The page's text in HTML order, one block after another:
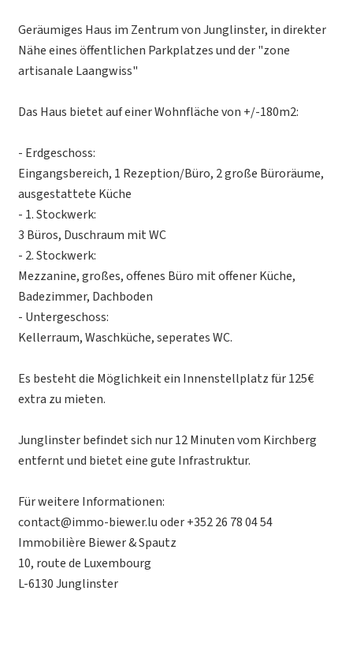
Geräumiges Haus im Zentrum von Junglinster, in direkter
Nähe eines öffentlichen Parkplatzes und der "zone
artisanale Laangwiss"
Das Haus bietet auf einer Wohnfläche von +/-180m2:
- Erdgeschoss:
Eingangsbereich, 1 Rezeption/Büro, 2 große Büroräume,
ausgestattete Küche
- 1. Stockwerk:
3 Büros, Duschraum mit WC
- 2. Stockwerk:
Mezzanine, großes, offenes Büro mit offener Küche,
Badezimmer, Dachboden
- Untergeschoss:
Kellerraum, Waschküche, seperates WC.
Es besteht die Möglichkeit ein Innenstellplatz für 125€
extra zu mieten.
Junglinster befindet sich nur 12 Minuten vom Kirchberg
entfernt und bietet eine gute Infrastruktur.
Für weitere Informationen:
contact@immo-biewer.lu oder +352 26 78 04 54
Immobilière Biewer & Spautz
10, route de Luxembourg
L-6130 Junglinster